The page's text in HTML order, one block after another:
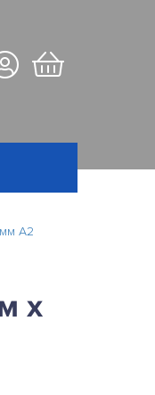
А2
х